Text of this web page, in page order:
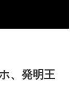
、発明王